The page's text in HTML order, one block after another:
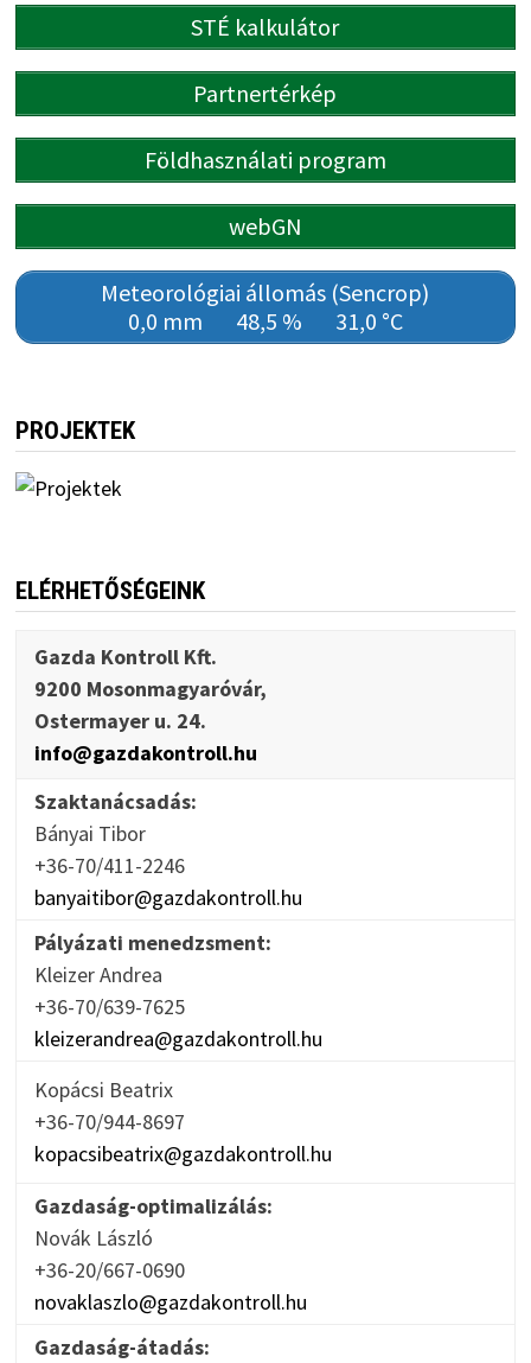
STÉ kalkulátor
Partnertérkép
Földhasználati program
webGN
Meteorológiai állomás (Sencrop)
0,0 mm
48,5 % 31,0 °C
PROJEKTEK
ELÉRHETŐSÉGEINK
Gazda Kontroll Kft.
9200 Mosonmagyaróvár,
Ostermayer u. 24.
info@gazdakontroll.hu
Szaktanácsadás:
Bányai Tibor
+36-70/411-2246
banyaitibor@gazdakontroll.hu
Pályázati menedzsment:
Kleizer Andrea
+36-70/639-7625
kleizerandrea@gazdakontroll.hu
Kopácsi Beatrix
+36-70/944-8697
kopacsibeatrix@gazdakontroll.hu
Gazdaság-optimalizálás:
Novák László
+36-20/667-0690
novaklaszlo@gazdakontroll.hu
Gazdaság-átadás: